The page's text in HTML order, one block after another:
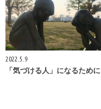
2022.5.9
「気づける人」になるために